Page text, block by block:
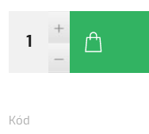
Kód